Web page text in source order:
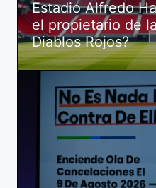
Estadio Alfredo
el propietario de
Diablos Rojos?